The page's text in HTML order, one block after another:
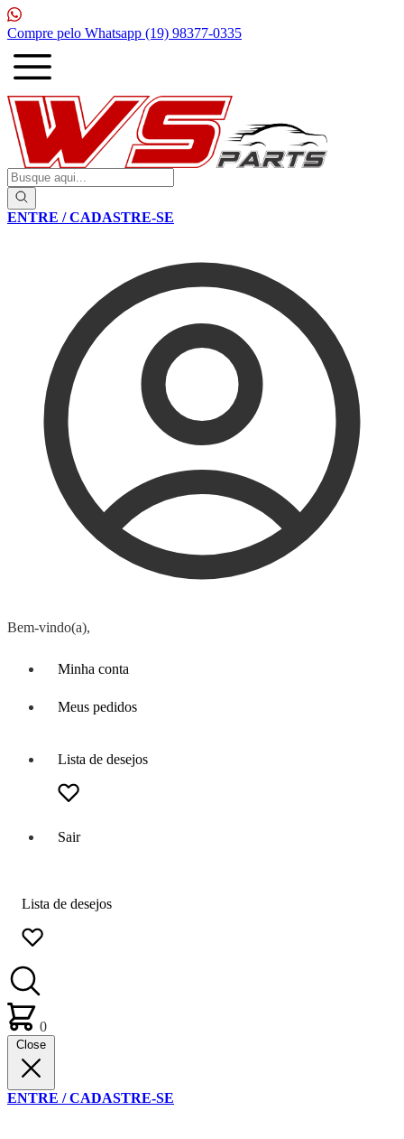
1ª Compra com10% de desconto
ENTRE / CADASTRE-SE
Bem-vindo(a),
Minha conta
Meus pedidos
Lista de desejos
Sair
Lista de desejos
0
Close
ENTRE / CADASTRE-SE